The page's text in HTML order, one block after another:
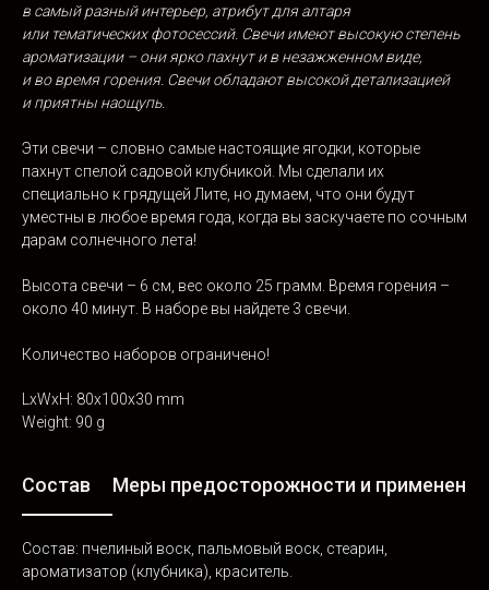
в самый разный интерьер, атрибут для алтаря
или тематических фотосессий. Свечи имеют высокую степень
ароматизации – они ярко пахнут и в незажженном виде,
и во время горения. Свечи обладают высокой детализацией
и приятны наощупь.
Эти свечи – словно самые настоящие ягодки, которые
пахнут спелой садовой клубникой. Мы сделали их
специально к грядущей Лите, но думаем, что они будут
уместны в любое время года, когда вы заскучаете по сочным
дарам солнечного лета!
Высота свечи – 6 см, вес около 25 грамм. Время горения –
около 40 минут. В наборе вы найдете 3 свечи.
Количество наборов ограничено!
LxWxH: 80x100x30 mm
Weight: 90 g
Состав Меры предосторожности и применение
Состав: пчелиный воск, пальмовый воск, стеарин,
ароматизатор (клубника), краситель.